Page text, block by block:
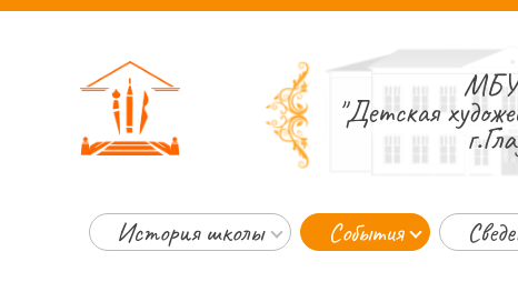
"Детская
История школы События